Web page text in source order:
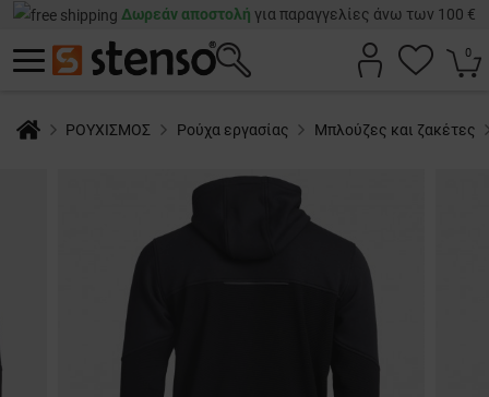
Δωρεάν αποστολή για παραγγελίες άνω των 100 €
0
ΡΟΥΧΙΣΜΟΣ Ρούχα εργασίας Μπλούζες και ζακέτες